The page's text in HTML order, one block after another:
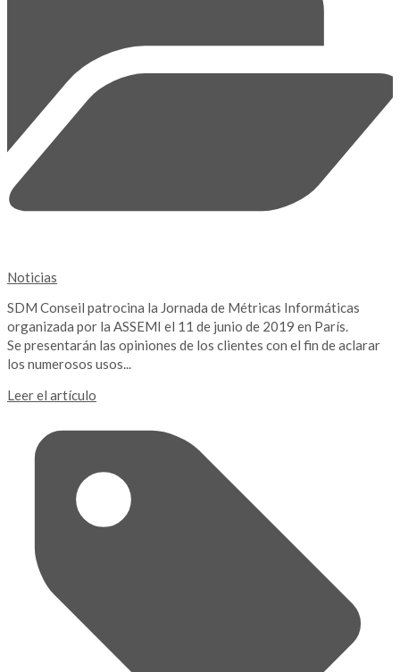
Noticias
SDM Conseil patrocina la Jornada de Métricas Informáticas
organizada por la ASSEMI el 11 de junio de 2019 en París.
Se presentarán las opiniones de los clientes con el fin de aclarar
los numerosos usos...
Leer el artículo